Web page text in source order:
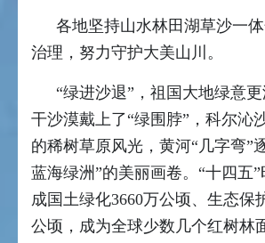
各地坚持山水林田湖草沙一
治理，努力守护大美山川。
“绿进沙退”，祖国大地绿意
干沙漠戴上了“绿围脖”，科尔沁
的稀树草原风光，黄河“几字弯”
蓝海绿洲”的美丽画卷。“十四五
成国土绿化3660万公顷、生态保
公顷，成为全球少数几个红树林